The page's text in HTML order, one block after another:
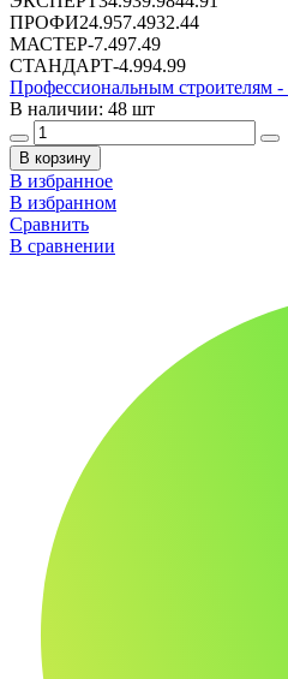
ПРОФИ24.957.4932.44
МАСТЕР-7.497.49
СТАНДАРТ-4.994.99
Профессиональным строителям -
В наличии: 48 шт
В корзину
В избранное
В избранном
Сравнить
В сравнении